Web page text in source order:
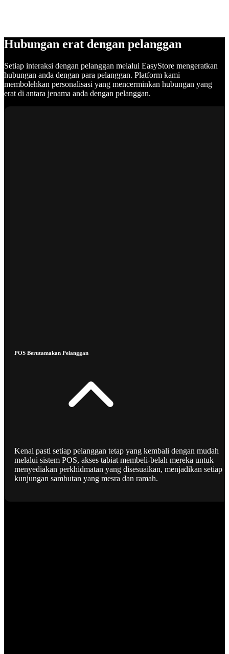
Hubungan erat dengan pelanggan
Setiap interaksi dengan pelanggan melalui EasyStore mengeratkan
hubungan anda dengan para pelanggan. Platform kami
membolehkan personalisasi yang mencerminkan hubungan yang
erat di antara jenama anda dengan pelanggan.
POS Berutamakan Pelanggan
Kenal pasti setiap pelanggan tetap yang kembali dengan mudah
melalui sistem POS, akses tabiat membeli-belah mereka untuk
menyediakan perkhidmatan yang disesuaikan, menjadikan setiap
kunjungan sambutan yang mesra dan ramah.